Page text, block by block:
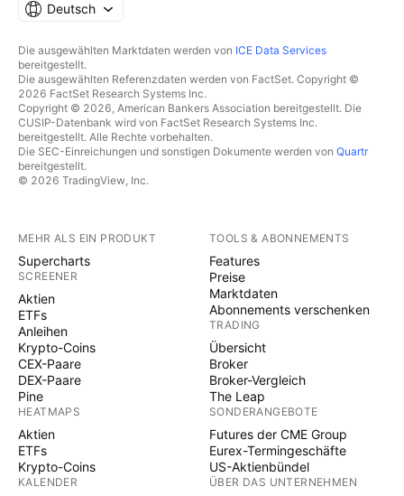
Deutsch
Die ausgewählten Marktdaten werden von ICE Data Services
bereitgestellt.
Die ausgewählten Referenzdaten werden von FactSet. Copyright ©
2026 FactSet Research Systems Inc.
Copyright © 2026, American Bankers Association bereitgestellt. Die
CUSIP-Datenbank wird von FactSet Research Systems Inc.
bereitgestellt. Alle Rechte vorbehalten.
Die SEC-Einreichungen und sonstigen Dokumente werden von Quartr
bereitgestellt.
© 2026 TradingView, Inc.
MEHR ALS EIN PRODUKT
Supercharts
SCREENER
Aktien
ETFs
Anleihen
Krypto-Coins
CEX-Paare
DEX-Paare
Pine
HEATMAPS
Aktien
ETFs
Krypto-Coins
KALENDER
TOOLS & ABONNEMENTS
Features
Preise
Marktdaten
Abonnements verschenken
TRADING
Übersicht
Broker
Broker-Vergleich
The Leap
SONDERANGEBOTE
Futures der CME Group
Eurex-Termingeschäfte
US-Aktienbündel
ÜBER DAS UNTERNEHMEN